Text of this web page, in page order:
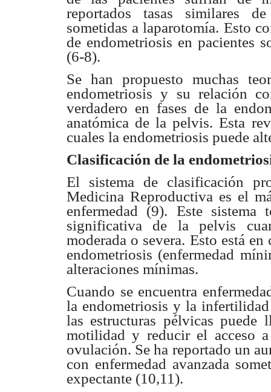
reportadostasas similares
sometidas a laparotomía. Esto
de endometriosis en pacientes
(6-8).
Se han propuesto muchas
endometriosis y su relación
verdadero enfases de la
anatómica de la pelvis. Esta
cuales la endometriosis puede
Clasificación de la
El sistema de clasificación
Medicina Reproductiva es el
enfermedad (9). Este
significativa de la pelvis
moderada o severa. Esto está en
endometriosis (enfermedad
alteraciones mínimas.
Cuando se encuentra
la endometriosis y la
las estructuras pélvicas
motilidad y reducir el acceso
ovulación. Seha reportado un
con enfermedad avanzada
expectante (10,11).